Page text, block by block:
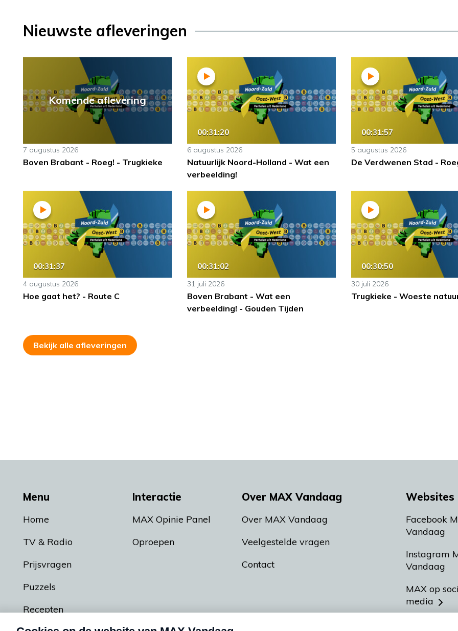
Nieuwste afleveringen
Komende aflevering
7 augustus 2026
Boven Brabant - Roeg! - Trugkieke
00:31:20
6 augustus 2026
Natuurlijk Noord-Holland - Wat een
verbeelding!
00:31:57
5 augustus 2026
De Verdwenen Stad -
00:31:37
4 augustus 2026
Hoe gaat het? - Route C
00:31:02
31 juli 2026
Boven Brabant - Wat een
verbeelding! - Gouden Tijden
00:30:50
30 juli 2026
Trugkieke - Woeste
Bekijk alle afleveringen
Menu
Home
TV & Radio
Prijsvragen
Puzzels
Recepten
Interactie
MAX Opinie Panel
Oproepen
Over MAX Vandaag
Over MAX Vandaag
Veelgestelde vragen
Contact
Websites
Facebook
Vandaag
Instagram
Vandaag
MAX op
media